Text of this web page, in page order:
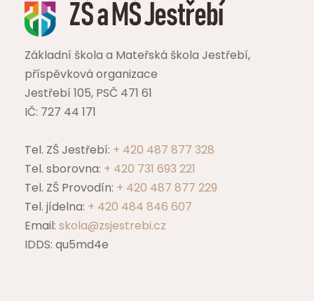
Základní škola a Mateřská škola Jestřebí,
příspěvková organizace
Jestřebí 105, PSČ 471 61
IČ: 727 44 171
Tel. ZŠ Jestřebí: + 420 487 877 328
Tel. sborovna: + 420 731 693 221
Tel. ZŠ Provodín: + 420 487 877 229
Tel. jídelna: + 420 484 846 607
Email: skola@zsjestrebi.cz
IDDS: qu5md4e